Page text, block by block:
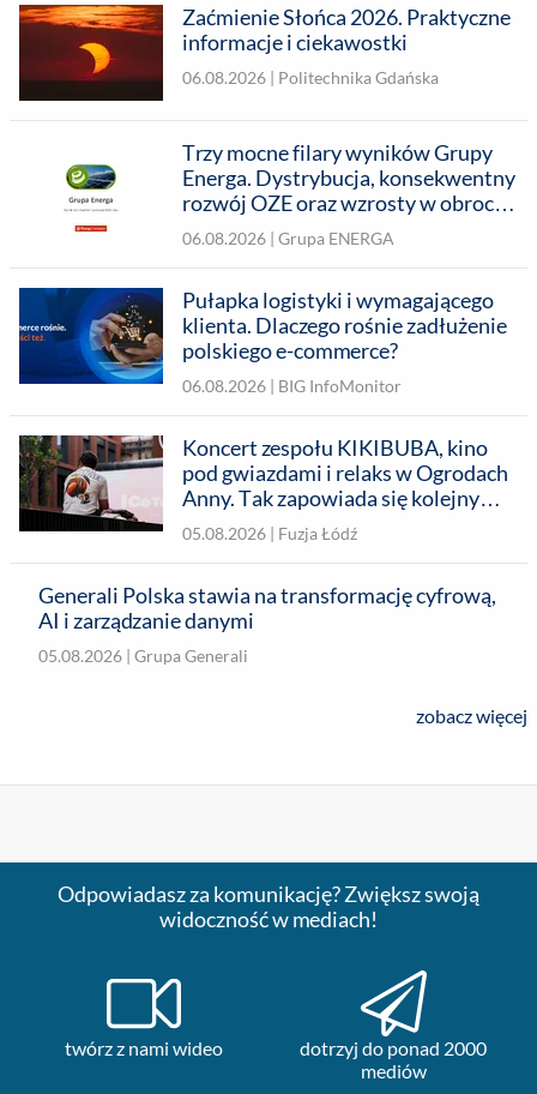
Zaćmienie Słońca 2026. Praktyczne
informacje i ciekawostki
06.08.2026 | Politechnika Gdańska
Trzy mocne filary wyników Grupy
Energa. Dystrybucja, konsekwentny
rozwój OZE oraz wzrosty w obrocie
energią
06.08.2026 | Grupa ENERGA
Pułapka logistyki i wymagającego
klienta. Dlaczego rośnie zadłużenie
polskiego e-commerce?
06.08.2026 | BIG InfoMonitor
Koncert zespołu KIKIBUBA, kino
pod gwiazdami i relaks w Ogrodach
Anny. Tak zapowiada się kolejny
tydzień Fuzji z Latem
05.08.2026 | Fuzja Łódź
Generali Polska stawia na transformację cyfrową,
AI i zarządzanie danymi
05.08.2026 | Grupa Generali
zobacz więcej
Odpowiadasz za komunikację? Zwiększ swoją
widoczność w mediach!
twórz z nami wideo
dotrzyj do ponad 2000
mediów